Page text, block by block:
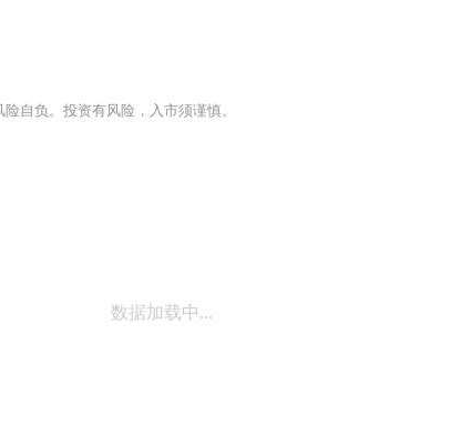
自负。投资有风险，入市须谨慎。
数据加载中...